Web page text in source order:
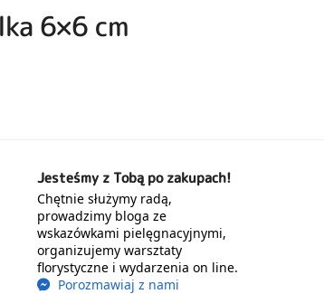
6×6 cm
Jesteśmy z Tobą po zakupach!
Chętnie służymy radą,
prowadzimy bloga ze
wskazówkami pielęgnacyjnymi,
organizujemy warsztaty
florystyczne i wydarzenia on line.
Porozmawiaj z nami